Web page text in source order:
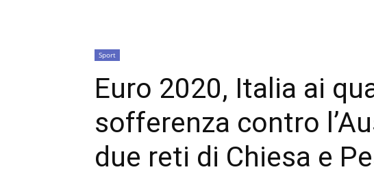
Sport
Euro 2020, Italia ai
sofferenza contro
due reti di Chiesa e